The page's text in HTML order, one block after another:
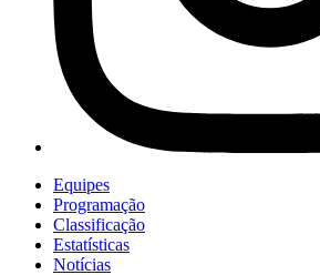
Equipes
Programação
Classificação
Estatísticas
Notícias